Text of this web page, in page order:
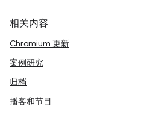
相关内容
Chromium 更新
案例研究
归档
播客和节目